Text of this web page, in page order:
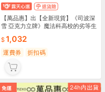
【萬品惠】出【全新現貨】《司波深
雪 亞克力立牌》魔法科高校的劣等生
1,032
運費券 折扣碼